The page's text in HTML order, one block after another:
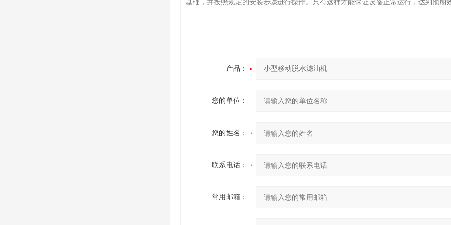
基础，并按照规定的安装步骤进行操作。只有这样才能保证设备正常运行，达到预期
产品：
您的单位：
您的姓名：
联系电话：
常用邮箱：